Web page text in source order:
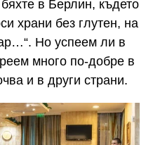
в Берлин, където
храни без глутен, на
Но успеем ли в
много по-добре в
и в други страни.